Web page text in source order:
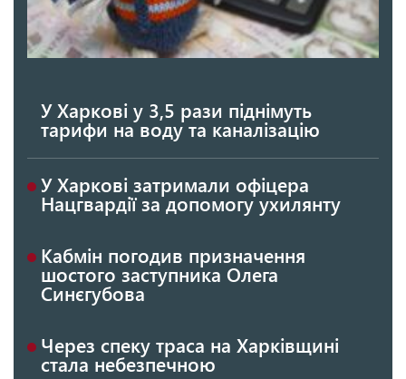
У Харкові у 3,5 рази піднімуть
тарифи на воду та каналізацію
У Харкові затримали офіцера
Нацгвардії за допомогу ухилянту
Кабмін погодив призначення
шостого заступника Олега
Синєгубова
Через спеку траса на Харківщині
стала небезпечною